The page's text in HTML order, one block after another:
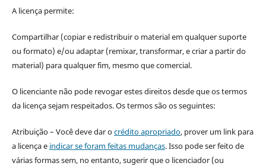
A licença permite:
Compartilhar (copiar e redistribuir o material em qualquer suporte
ou formato) e/ou adaptar (remixar, transformar, e criar a partir do
material) para qualquer fim, mesmo que comercial.
O licenciante não pode revogar estes direitos desde que os termos
da licença sejam respeitados. Os termos são os seguintes:
Atribuição – Você deve dar ocrédito apropriado, prover um link para
a licença e indicar se foram feitas mudanças. Isso pode ser feito de
várias formas sem, no entanto, sugerir que o licenciador (ou